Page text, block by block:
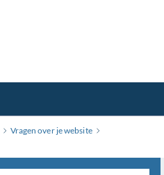
Vragen over je website